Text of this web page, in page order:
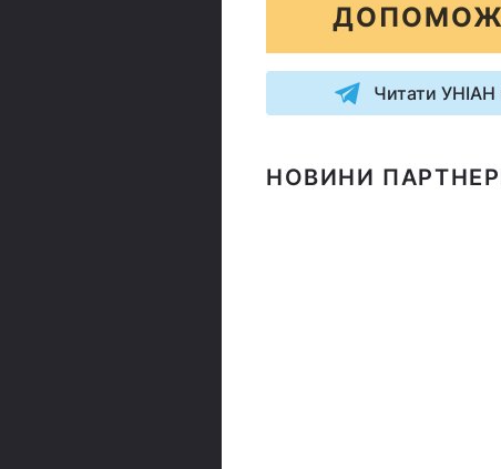
Читати УНІАН
НОВИНИ